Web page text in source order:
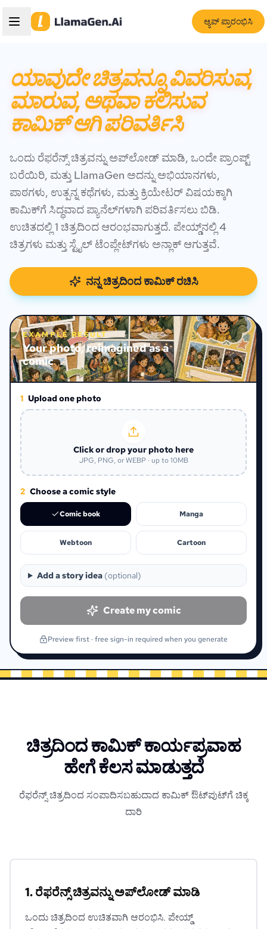
ಆ್ಯಪ್ ಪ್ರಾರಂಭಿಸಿ
ಯಾವುದೇ ಚಿತ್ರವನ್ನೂ ವಿವರಿಸುವ,
ಮಾರುವ, ಅಥವಾ ಕಲಿಸುವ
ಕಾಮಿಕ್ ಆಗಿ ಪರಿವರ್ತಿಸಿ
ಒಂದು ರೆಫರೆನ್ಸ್ ಚಿತ್ರವನ್ನು ಅಪ್‌ಲೋಡ್ ಮಾಡಿ, ಒಂದೇ ಪ್ರಾಂಪ್ಟ್
ಬರೆಯಿರಿ, ಮತ್ತು LlamaGen ಅದನ್ನು ಅಭಿಯಾನಗಳು,
ಪಾಠಗಳು, ಉತ್ಪನ್ನ ಕಥೆಗಳು, ಮತ್ತು ಕ್ರಿಯೇಟರ್ ವಿಷಯಕ್ಕಾಗಿ
ಕಾಮಿಕ್‌ಗೆ ಸಿದ್ಧವಾದ ಪ್ಯಾನೆಲ್‌ಗಳಾಗಿ ಪರಿವರ್ತಿಸಲು ಬಿಡಿ.
ಉಚಿತದಲ್ಲಿ 1 ಚಿತ್ರದಿಂದ ಆರಂಭವಾಗುತ್ತದೆ. ಪೇಯ್ಡ್‌ನಲ್ಲಿ 4
ಚಿತ್ರಗಳು ಮತ್ತು ಸ್ಟೈಲ್ ಟೆಂಪ್ಲೇಟ್‌ಗಳು ಅನ್ಲಾಕ್ ಆಗುತ್ತವೆ.
ನನ್ನ ಚಿತ್ರದಿಂದ ಕಾಮಿಕ್ ರಚಿಸಿ
EXAMPLE RESULT
Your photo, reimagined as a
comic
1 Upload one photo
Click or drop your photo here
JPG, PNG, or WEBP · up to 10MB
2 Choose a comic style
Comic book Manga
Webtoon Cartoon
Add a story idea (optional)
Create my comic
Preview first · free sign-in required when you generate
ಚಿತ್ರದಿಂದ ಕಾಮಿಕ್ ಕಾರ್ಯಪ್ರವಾಹ
ಹೇಗೆ ಕೆಲಸ ಮಾಡುತ್ತದೆ
ರೆಫರೆನ್ಸ್ ಚಿತ್ರದಿಂದ ಸಂಪಾದಿಸಬಹುದಾದ ಕಾಮಿಕ್ ಔಟ್‌ಪುಟ್‌ಗೆ ಚಿಕ್ಕ
ದಾರಿ
1. ರೆಫರೆನ್ಸ್ ಚಿತ್ರವನ್ನು ಅಪ್‌ಲೋಡ್ ಮಾಡಿ
ಒಂದು ಚಿತ್ರದಿಂದ ಉಚಿತವಾಗಿ ಆರಂಭಿಸಿ. ಪೇಯ್ಡ್